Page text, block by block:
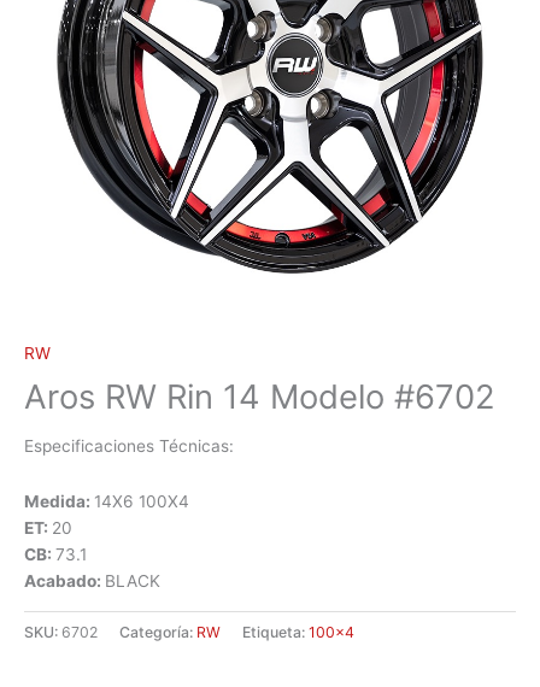
RW
Aros RW Rin 14 Modelo #6702
Especificaciones Técnicas:
Medida: 14X6 100X4
ET: 20
CB: 73.1
Acabado: BLACK
SKU: 6702 Categoría: RW Etiqueta: 100x4